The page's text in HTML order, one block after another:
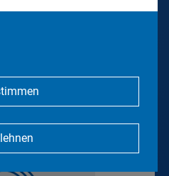
(ICR)